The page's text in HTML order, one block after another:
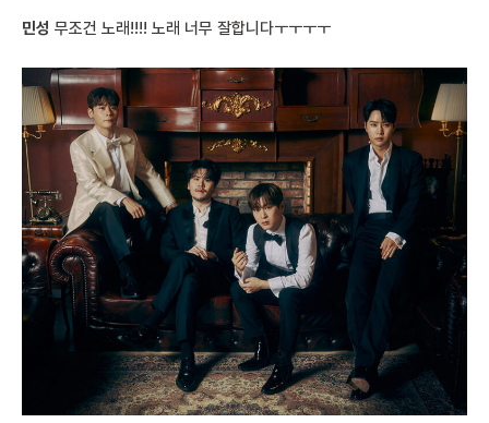
민성 무조건 노래!!!! 노래 너무 잘합니다ㅜㅜㅜㅜ